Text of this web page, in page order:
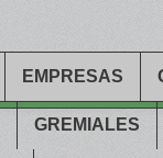
EMPRESAS
GREMIALES